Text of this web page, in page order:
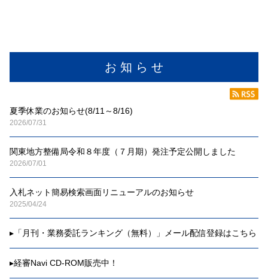
お 知 ら せ
夏季休業のお知らせ(8/11～8/16)
2026/07/31
関東地方整備局令和８年度（７月期）発注予定公開しました
2026/07/01
入札ネット簡易検索画面リニューアルのお知らせ
2025/04/24
▸ 「月刊・業務委託ランキング（無料）」メール配信登録はこちら
▸経審Navi CD-ROM販売中！